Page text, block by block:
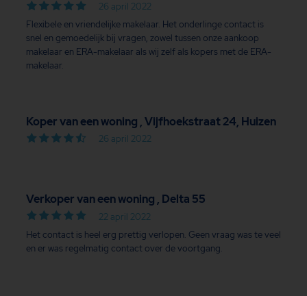
26 april 2022
Flexibele en vriendelijke makelaar. Het onderlinge contact is
snel en gemoedelijk bij vragen, zowel tussen onze aankoop
makelaar en ERA-makelaar als wij zelf als kopers met de ERA-
makelaar.
Koper van een woning , Vijfhoekstraat 24, Huizen
26 april 2022
Verkoper van een woning , Delta 55
22 april 2022
Het contact is heel erg prettig verlopen. Geen vraag was te veel
en er was regelmatig contact over de voortgang.